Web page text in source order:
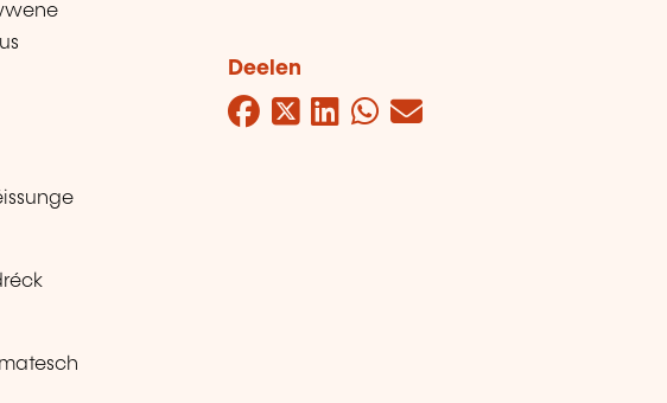
Deelen
Facebook
Twitter
LinkedIn
WhatsApp
Mail